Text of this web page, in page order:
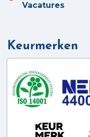
Vacatures
Keurmerken